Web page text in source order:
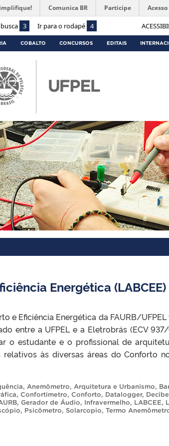
3 Ir para o rodapé 4
Comunica BR Participe
COBALTO CONCURSOS EDITAIS
Energética (LABCEE)
e Eficiência Energética da FAURB/
entre a UFPEL e a Eletrobrás (ECV
o estudante e o profissional de
relativos às diversas áreas do Conforto
, Anemômetro, Arquitetura e Urbanismo,
, Confortimetro, Conforto, Datalogger,
, Gerador de Áudio, Infravermelho, LABCEE,
, Psicômetro, Solarcopio, Termo